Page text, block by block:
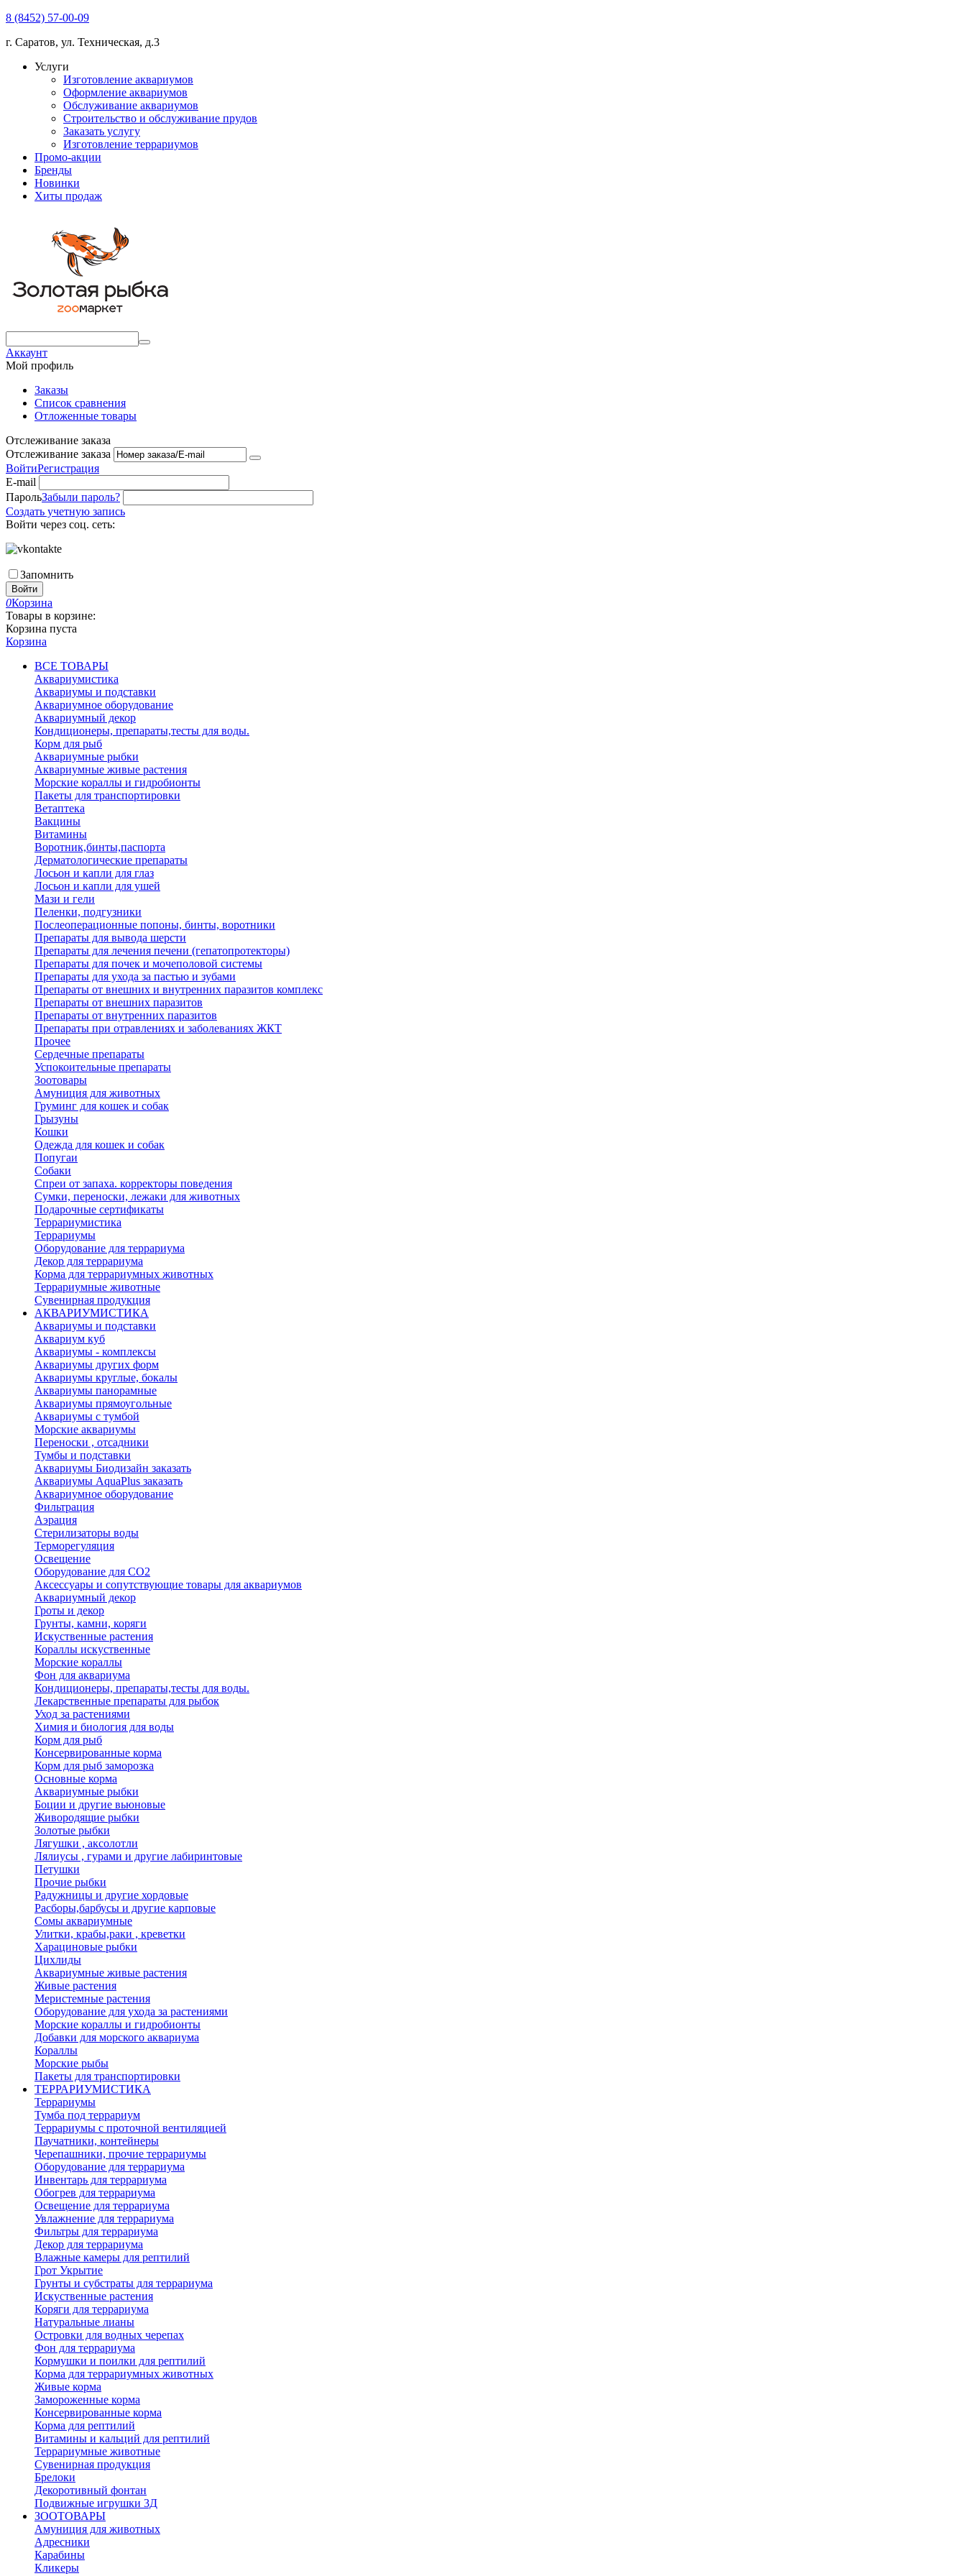
8 (8452) 57-00-09
г. Саратов, ул. Техническая, д.3
Услуги
Изготовление аквариумов
Оформление аквариумов
Обслуживание аквариумов
Строительство и обслуживание прудов
Заказать услугу
Изготовление террариумов
Промо-акции
Бренды
Новинки
Хиты продаж
Аккаунт
Мой профиль
Заказы
Список сравнения
Отложенные товары
Отслеживание заказа
Отслеживание заказа
ВойтиРегистрация
E-mail
ПарольЗабыли пароль?
Создать учетную запись
Войти через соц. сеть:
Запомнить
Войти
0Корзина
Товары в корзине:
Корзина пуста
Корзина
ВСЕ ТОВАРЫ
Аквариумистика
Аквариумы и подставки
Аквариумное оборудование
Аквариумный декор
Кондиционеры, препараты,тесты для воды.
Корм для рыб
Аквариумные рыбки
Аквариумные живые растения
Морские кораллы и гидробионты
Пакеты для транспортировки
Ветаптека
Вакцины
Витамины
Воротник,бинты,паспорта
Дерматологические препараты
Лосьон и капли для глаз
Лосьон и капли для ушей
Мази и гели
Пеленки, подгузники
Послеоперационные попоны, бинты, воротники
Препараты для вывода шерсти
Препараты для лечения печени (гепатопротекторы)
Препараты для почек и мочеполовой системы
Препараты для ухода за пастью и зубами
Препараты от внешних и внутренних паразитов комплекс
Препараты от внешних паразитов
Препараты от внутренних паразитов
Препараты при отравлениях и заболеваниях ЖКТ
Прочее
Сердечные препараты
Успокоительные препараты
Зоотовары
Амуниция для животных
Груминг для кошек и собак
Грызуны
Кошки
Одежда для кошек и собак
Попугаи
Собаки
Спреи от запаха. корректоры поведения
Сумки, переноски, лежаки для животных
Подарочные сертификаты
Террариумистика
Террариумы
Оборудование для террариума
Декор для террариума
Корма для террариумных животных
Террариумные животные
Сувенирная продукция
АКВАРИУМИСТИКА
Аквариумы и подставки
Аквариум куб
Аквариумы - комплексы
Аквариумы других форм
Аквариумы круглые, бокалы
Аквариумы панорамные
Аквариумы прямоугольные
Аквариумы с тумбой
Морские аквариумы
Переноски , отсадники
Тумбы и подставки
Аквариумы Биодизайн заказать
Аквариумы AquaPlus заказать
Аквариумное оборудование
Фильтрация
Аэрация
Стерилизаторы воды
Терморегуляция
Освещение
Оборудование для CO2
Аксессуары и сопутствующие товары для аквариумов
Аквариумный декор
Гроты и декор
Грунты, камни, коряги
Искуственные растения
Кораллы искуственные
Морские кораллы
Фон для аквариума
Кондиционеры, препараты,тесты для воды.
Лекарственные препараты для рыбок
Уход за растениями
Химия и биология для воды
Корм для рыб
Консервированные корма
Корм для рыб заморозка
Основные корма
Аквариумные рыбки
Боции и другие вьюновые
Живородящие рыбки
Золотые рыбки
Лягушки , аксолотли
Лялиусы , гурами и другие лабиринтовые
Петушки
Прочие рыбки
Радужницы и другие хордовые
Расборы,барбусы и другие карповые
Сомы аквариумные
Улитки, крабы,раки , креветки
Харациновые рыбки
Цихлиды
Аквариумные живые растения
Живые растения
Меристемные растения
Оборудование для ухода за растениями
Морские кораллы и гидробионты
Добавки для морского аквариума
Кораллы
Морские рыбы
Пакеты для транспортировки
ТЕРРАРИУМИСТИКА
Террариумы
Тумба под террариум
Террариумы с проточной вентиляцией
Паучатники, контейнеры
Черепашники, прочие террариумы
Оборудование для террариума
Инвентарь для террариума
Обогрев для террариума
Освещение для террариума
Увлажнение для террариума
Фильтры для террариума
Декор для террариума
Влажные камеры для рептилий
Грот Укрытие
Грунты и субстраты для террариума
Искуственные растения
Коряги для террариума
Натуральные лианы
Островки для водных черепах
Фон для террариума
Кормушки и поилки для рептилий
Корма для террариумных животных
Живые корма
Замороженные корма
Консервированные корма
Корма для рептилий
Витамины и кальций для рептилий
Террариумные животные
Сувенирная продукция
Брелоки
Декоротивный фонтан
Подвижные игрушки 3Д
ЗООТОВАРЫ
Амуниция для животных
Адресники
Карабины
Кликеры